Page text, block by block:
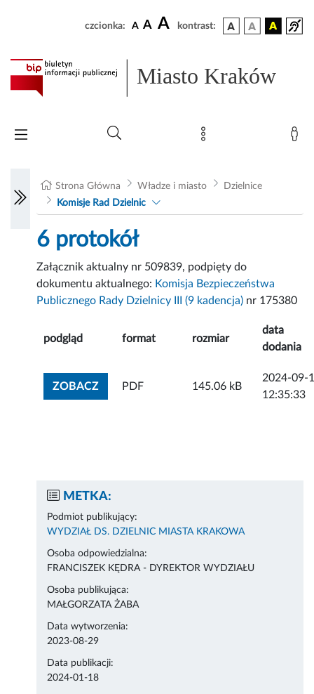
czcionka: A A A kontrast:
Miasto Kraków
Strona Główna Władze i miasto
Dzielnice
Komisje Rad Dzielnic
6 protokół
Załącznik aktualny nr 509839, podpięty do
dokumentu aktualnego: Komisja Bezpieczeństwa
Publicznego Rady Dzielnicy III (9 kadencja) nr 175380
podgląd format rozmiar
data
dodania
ZOBACZZOBACZ ZAŁĄCZNIK
PDF 145.06 kB
2024-09-
12:35:33
METKA:
Podmiot publikujący:
WYDZIAŁ DS. DZIELNIC MIASTA KRAKOWA
Osoba odpowiedzialna:
FRANCISZEK KĘDRA - DYREKTOR WYDZIAŁU
Osoba publikująca:
MAŁGORZATA ŻABA
Data wytworzenia:
2023-08-29
Data publikacji:
2024-01-18